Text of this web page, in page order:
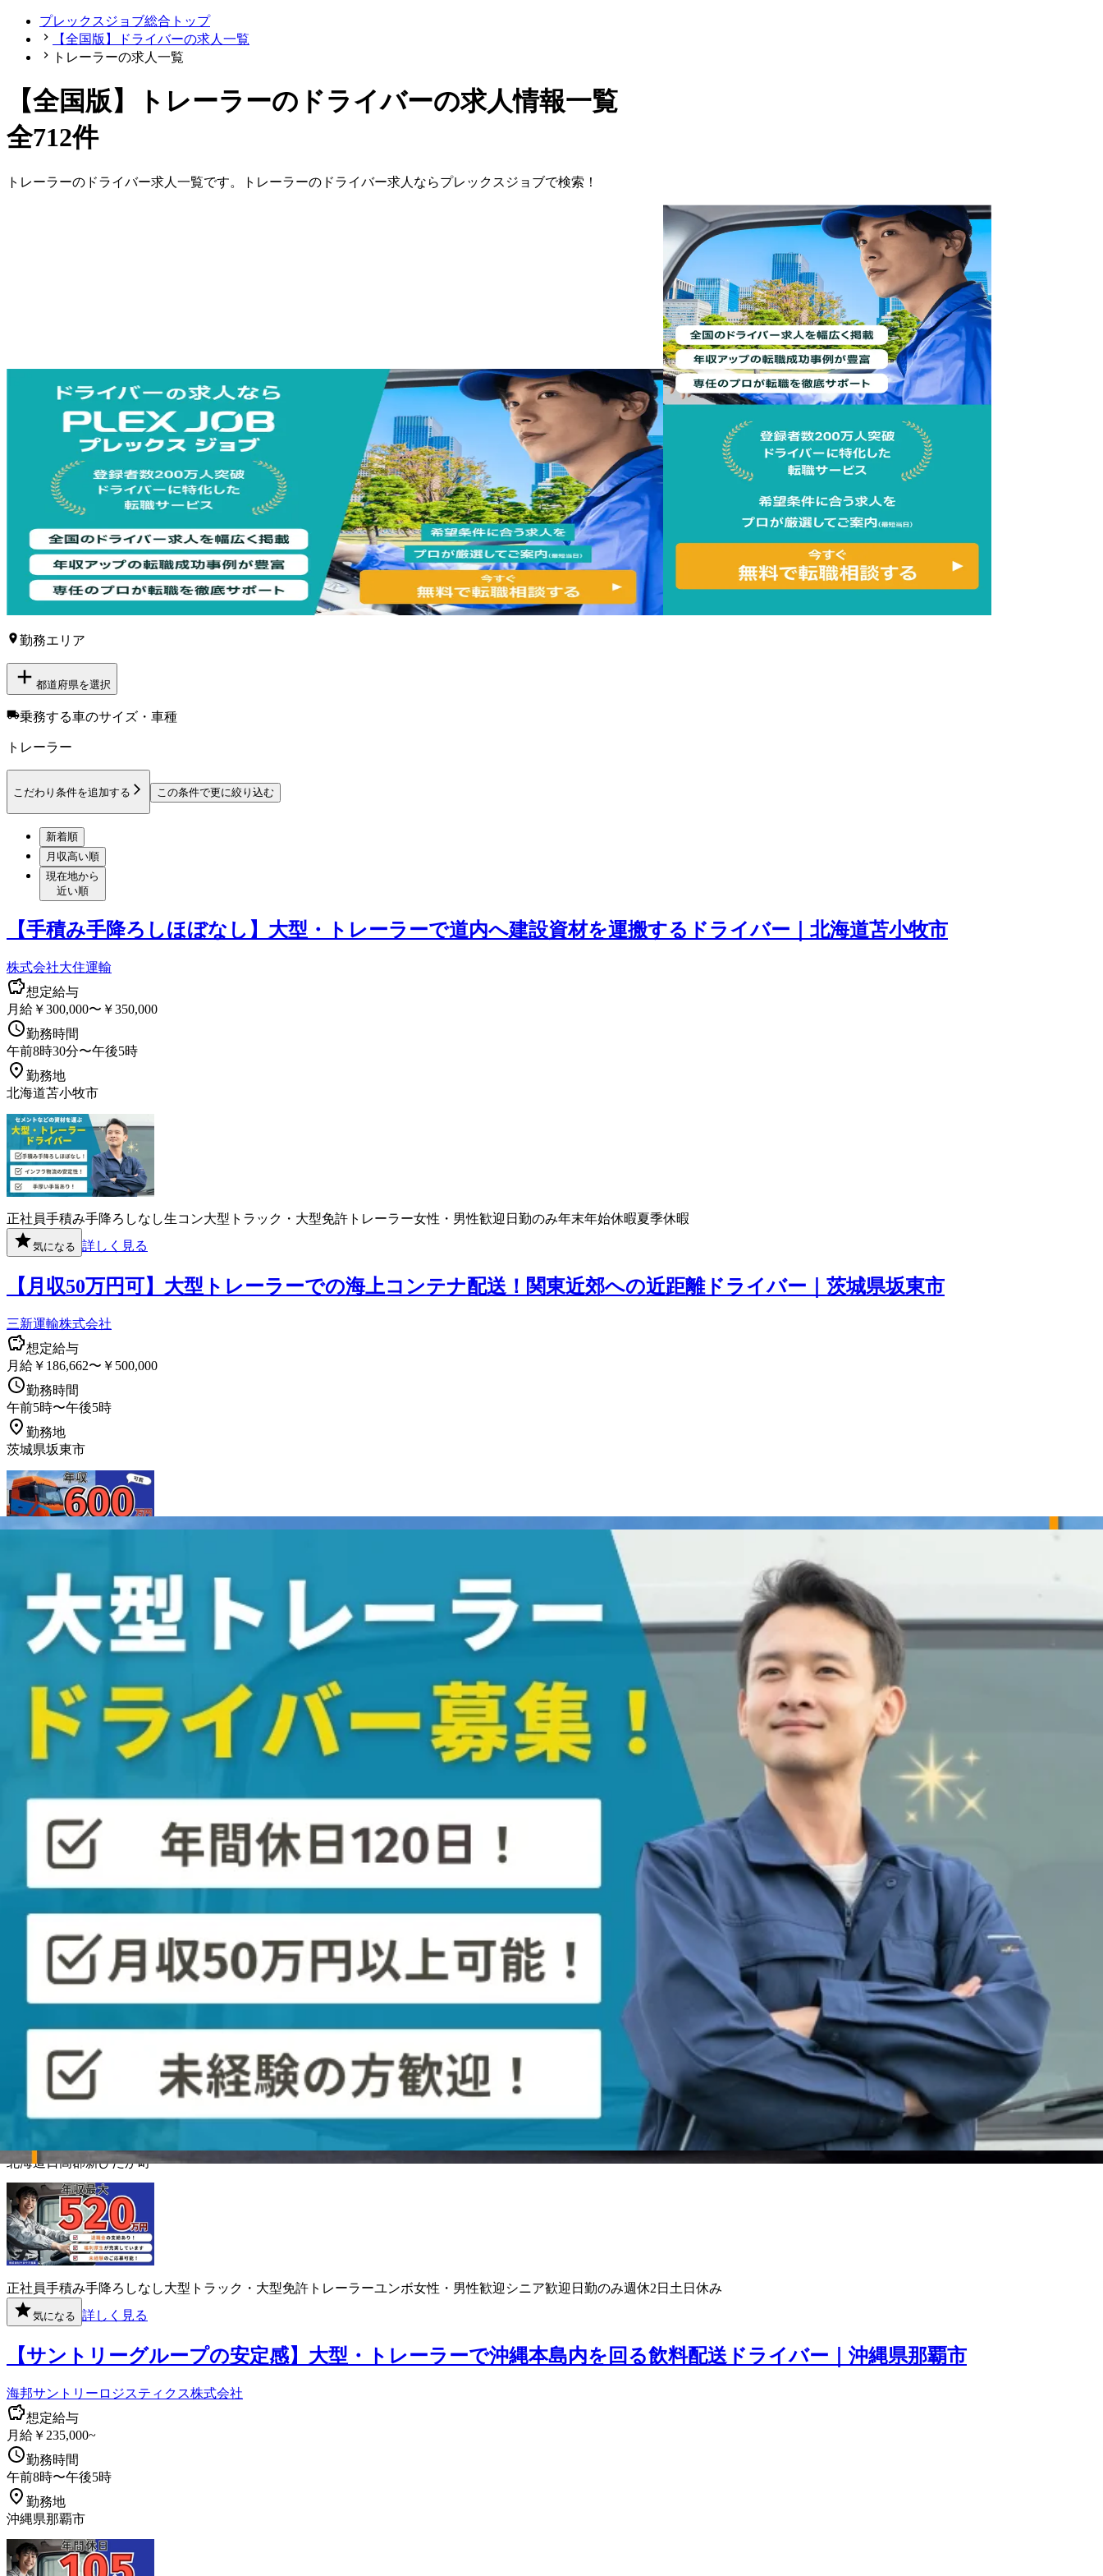
プレックスジョブ総合トップ
【全国版】ドライバーの求人一覧
トレーラーの求人一覧
【全国版】
トレーラーのドライバーの求人情報一覧
全712件
トレーラーの ドライバー求人一覧です。 トレーラーの ドライバー求人ならプレックスジョブで検索！
勤務エリア
都道府県を選択
乗務する車のサイズ・車種
トレーラー
こだわり条件を追加する この条件で更に絞り込む
新着順
月収高い順
現在地から
近い順
【手積み手降ろしほぼなし】大型・トレーラーで道内へ建設資材を運搬するドライバー｜北海道苫小牧市
株式会社大住運輸
想定給与
月給￥300,000〜￥350,000
勤務時間
午前8時30分〜午後5時
勤務地
北海道苫小牧市
正社員手積み手降ろしなし生コン大型トラック・大型免許 トレーラー女性・男性歓迎 日勤のみ年末年始休暇夏季休暇
気になる 詳しく見る
【月収50万円可】大型トレーラーでの海上コンテナ配送！関東近郊への近距離ドライバー｜茨城県坂東市
三新運輸株式会社
想定給与
月給￥186,662〜￥500,000
勤務時間
午前5時〜午後5時
勤務地
茨城県坂東市
手積み手降ろしなし長距離 コンテナ トレーラー 日勤のみ年末年始休暇 週休2日
詳しく見る
【年休120日×平均月給40万円】トレーラーで運ぶコンクリート重量物・中長距離輸送ドライバー｜静岡県牧之原市
株式会社くろしおエクスプレス
想定給与
月給￥350,000〜￥500,000
午前8時〜午後5時
静岡県牧之原市
手積み手降ろしなし 夏季休暇 土日休み
気になる 詳しく見る
【月収30万円以上×社用車通勤可】中トレーラードライバー（道内配送・建機運搬）｜北海道日高郡新ひだか町
株式会社やまやす産業
想定給与
月給￥300,000〜￥400,000
勤務時間
午前5時〜午後3時
北海道日高郡新ひだか町
正社員手積み手降ろしなし大型トラック・大型免許 トレーラーユンボ女性・男性歓迎 シニア歓迎 日勤のみ週休2日 土日休み
気になる 詳しく見る
【サントリーグループの安定感】大型・トレーラーで沖縄本島内を回る飲料配送ドライバー｜沖縄県那覇市
海邦サントリーロジスティクス株式会社
想定給与
月給￥235,000~
勤務時間
午前8時〜午後5時
勤務地
沖縄県那覇市